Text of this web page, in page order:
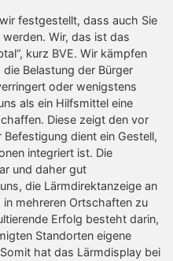
festgestellt, dass auch Sie
Wir, das ist das
kurz BVE. Wir kämpfen
Belastung der Bürger
oder wenigstens
als ein Hilfsmittel eine
Diese zeigt den vor
dient ein Gestell,
integriert ist. Die
und daher gut
die Lärmdirektanzeige an
mehreren Ortschaften zu
Erfolg besteht darin,
Standorten eigene
hat das Lärmdisplay bei